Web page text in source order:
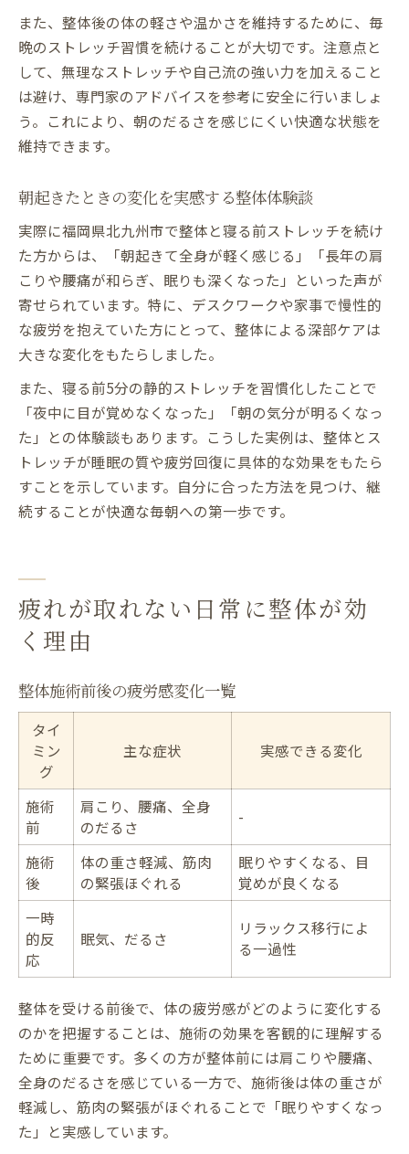
また、整体後の体の軽さや温かさを維持するために、毎
晩のストレッチ習慣を続けることが大切です。注意点と
して、無理なストレッチや自己流の強い力を加えること
は避け、専門家のアドバイスを参考に安全に行いましょ
う。これにより、朝のだるさを感じにくい快適な状態を
維持できます。
朝起きたときの変化を実感する整体体験談
実際に福岡県北九州市で整体と寝る前ストレッチを続け
た方からは、「朝起きて全身が軽く感じる」「長年の肩
こりや腰痛が和らぎ、眠りも深くなった」といった声が
寄せられています。特に、デスクワークや家事で慢性的
な疲労を抱えていた方にとって、整体による深部ケアは
大きな変化をもたらしました。
また、寝る前5分の静的ストレッチを習慣化したことで
「夜中に目が覚めなくなった」「朝の気分が明るくなっ
た」との体験談もあります。こうした実例は、整体とス
トレッチが睡眠の質や疲労回復に具体的な効果をもたら
すことを示しています。自分に合った方法を見つけ、継
続することが快適な毎朝への第一歩です。
疲れが取れない日常に整体が効
く理由
整体施術前後の疲労感変化一覧
タイ
ミン
グ
主な症状 実感できる変化
施術
前
肩こり、腰痛、全身
のだるさ
-
施術
後
体の重さ軽減、筋肉
の緊張ほぐれる
眠りやすくなる、目
覚めが良くなる
一時
的反
応
眠気、だるさ
リラックス移行によ
る一過性
整体を受ける前後で、体の疲労感がどのように変化する
のかを把握することは、施術の効果を客観的に理解する
ために重要です。多くの方が整体前には肩こりや腰痛、
全身のだるさを感じている一方で、施術後は体の重さが
軽減し、筋肉の緊張がほぐれることで「眠りやすくなっ
た」と実感しています。